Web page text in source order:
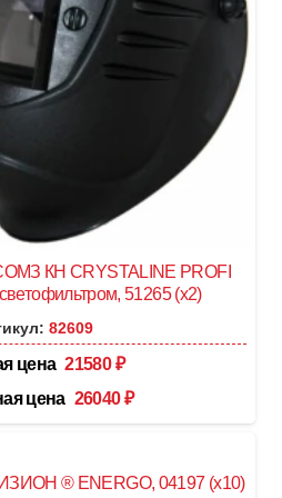
КН CRYSTALINE PROFI
51265 (х2)
82609
цена 21580₽
цена 26040₽
® ENERGO, 04197 (х10)